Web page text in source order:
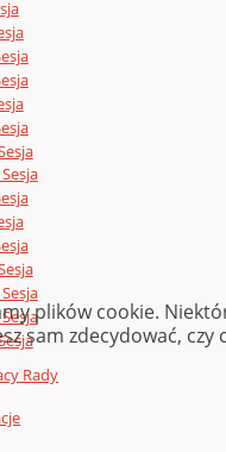
Rady
plików cookie.
sam zdecydować,